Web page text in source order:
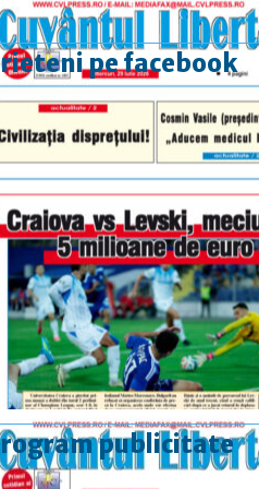
pe facebook
publicitate